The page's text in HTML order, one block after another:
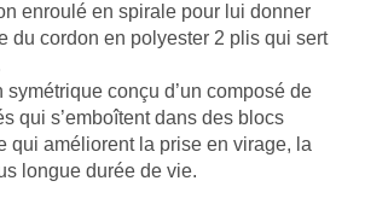
enroulé en spirale pour lui donner
du cordon en polyester 2 plis qui sert
conçu d’un composé de
qui s’emboîtent dans des blocs
qui améliorent la prise en virage, la
longue durée de vie.